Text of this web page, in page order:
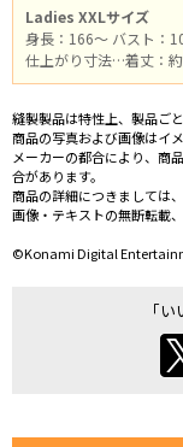
Ladies XXLサイズ
身長：166～ バスト：
仕上がり寸法…着丈：
縫製製品は特性上、製品ご
商品の写真および画像はイ
メーカーの都合により、商
合があります。
商品の詳細につきましては
画像・テキストの無断転載
©Konami Digital
「